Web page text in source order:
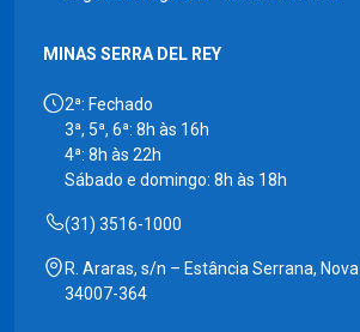
MINAS SERRA DEL REY
2ª: Fechado
3ª, 5ª, 6ª: 8h às 16h
4ª: 8h às 22h
Sábado e domingo: 8h às 18h
(31) 3516-1000
R. Araras, s/n – Estância Serrana,
34007-364